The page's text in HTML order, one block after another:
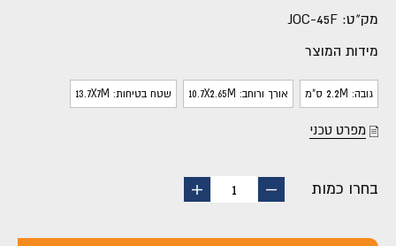
מק"ט: JOC-45F
מידות המוצר
גובה: 2.2M ס"מ אורך ורוחב: 10.7X2.65M שטח בטיחות: 13.7X7M
מפרט טכני
בחרו כמות
החסר
1
הוסף